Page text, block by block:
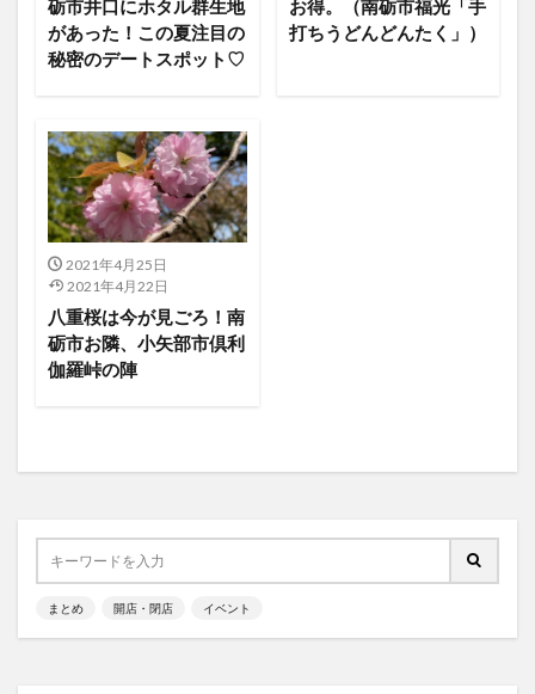
砺市井口にホタル群生地
があった！この夏注目の
秘密のデートスポット♡
お得。（南砺市福光「手
打ちうどんどんたく」）
2021年4月25日
2021年4月22日
八重桜は今が見ごろ！南
砺市お隣、小矢部市倶利
伽羅峠の陣
まとめ 開店・閉店 イベント